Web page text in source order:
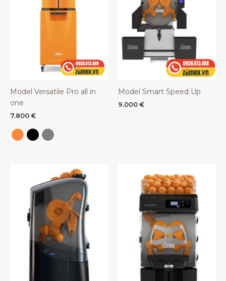
Model Versatile Pro all in
one
7.800 €
Model Smart Speed Up
9.000 €